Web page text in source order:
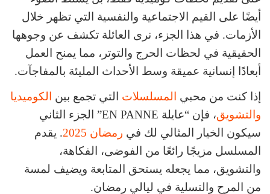
أيضًا على القيم الاجتماعية والنفسية التي تظهر خلال
الأزمات. في هذا الجزء، نرى العائلة تكشف عن وجوهها
الحقيقية في لحظات الحرج والتوتر، مما يمنح العمل
أبعادًا إنسانية عميقة وسط الأحداث المليئة بالمفاجآت.
إذا كنت من محبي المسلسلات التي تجمع بين الكوميديا
والتشويق
، فإن “عايلة EN PANNE” الجزء الثاني
سيكون الخيار المثالي لك في رمضان 2025
. يقدم
المسلسل مزيجًا رائعًا من الفوضى، الفكاهة،
والتشويق، مما يجعله يستحق المتابعة ويضيف لمسة
من المرح والتسلية في ليالي رمضان.